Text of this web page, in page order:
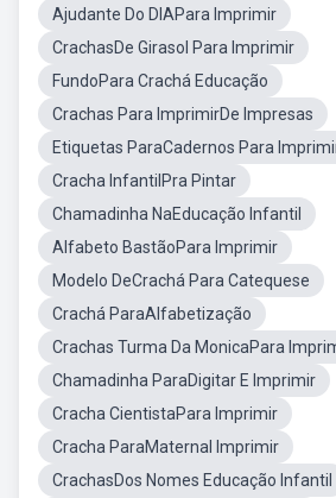
Ajudante Do DIAPara Imprimir
CrachasDe Girasol Para Imprimir
FundoPara Crachá Educação
Crachas Para ImprimirDe Impresas
Etiquetas ParaCadernos Para
Cracha InfantilPra Pintar
Chamadinha NaEducação Infantil
Alfabeto BastãoPara Imprimir
Modelo DeCrachá Para Catequese
Crachá ParaAlfabetização
Crachas Turma Da MonicaPara
Chamadinha ParaDigitar E Imprimir
Cracha CientistaPara Imprimir
Cracha ParaMaternal Imprimir
CrachasDos Nomes Educação Infantil